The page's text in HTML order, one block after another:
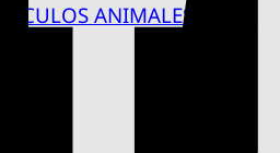
VÍNCULOS ANIMALES